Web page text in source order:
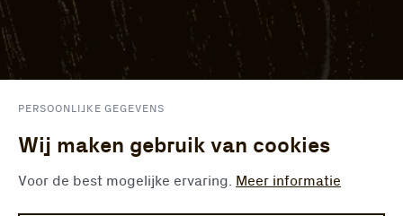
PERSOONLIJKE GEGEVENS
Wij maken gebruik van cookies
Voor de best mogelijke ervaring. Meer informatie